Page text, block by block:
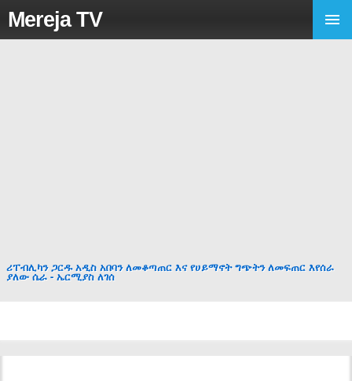
Mereja TV
ሪፐብሊካን ጋርዱ አዲስ አበባን ለመቆጣጠር እና የሀይማኖት ግጭትን ለመፍጠር እየሰራ
ያለው ሴራ - ኤርሚያስ ለገሰ